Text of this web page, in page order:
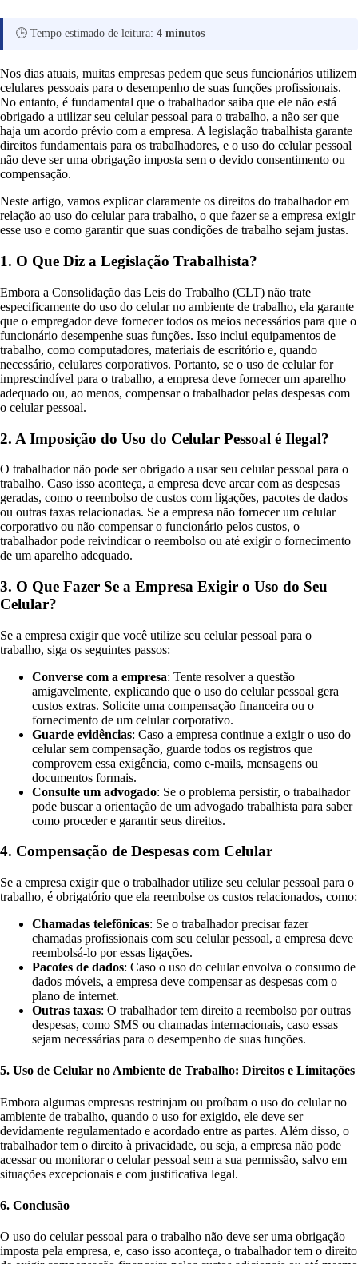
🕒 Tempo estimado de leitura: 4 minutos
Nos dias atuais, muitas empresas pedem que seus funcionários utilizem
celulares pessoais para o desempenho de suas funções profissionais.
No entanto, é fundamental que o trabalhador saiba que ele não está
obrigado a utilizar seu celular pessoal para o trabalho, a não ser que
haja um acordo prévio com a empresa. A legislação trabalhista garante
direitos fundamentais para os trabalhadores, e o uso do celular pessoal
não deve ser uma obrigação imposta sem o devido consentimento ou
compensação.
Neste artigo, vamos explicar claramente os direitos do trabalhador em
relação ao uso do celular para trabalho, o que fazer se a empresa exigir
esse uso e como garantir que suas condições de trabalho sejam justas.
1. O Que Diz a Legislação Trabalhista?
Embora a Consolidação das Leis do Trabalho (CLT) não trate
especificamente do uso do celular no ambiente de trabalho, ela garante
que o empregador deve fornecer todos os meios necessários para que o
funcionário desempenhe suas funções. Isso inclui equipamentos de
trabalho, como computadores, materiais de escritório e, quando
necessário, celulares corporativos. Portanto, se o uso de celular for
imprescindível para o trabalho, a empresa deve fornecer um aparelho
adequado ou, ao menos, compensar o trabalhador pelas despesas com
o celular pessoal.
2. A Imposição do Uso do Celular Pessoal é Ilegal?
O trabalhador não pode ser obrigado a usar seu celular pessoal para o
trabalho. Caso isso aconteça, a empresa deve arcar com as despesas
geradas, como o reembolso de custos com ligações, pacotes de dados
ou outras taxas relacionadas. Se a empresa não fornecer um celular
corporativo ou não compensar o funcionário pelos custos, o
trabalhador pode reivindicar o reembolso ou até exigir o fornecimento
de um aparelho adequado.
3. O Que Fazer Se a Empresa Exigir o Uso do Seu
Celular?
Se a empresa exigir que você utilize seu celular pessoal para o
trabalho, siga os seguintes passos:
Converse com a empresa: Tente resolver a questão
amigavelmente, explicando que o uso do celular pessoal gera
custos extras. Solicite uma compensação financeira ou o
fornecimento de um celular corporativo.
Guarde evidências: Caso a empresa continue a exigir o uso do
celular sem compensação, guarde todos os registros que
comprovem essa exigência, como e-mails, mensagens ou
documentos formais.
Consulte um advogado: Se o problema persistir, o trabalhador
pode buscar a orientação de um advogado trabalhista para saber
como proceder e garantir seus direitos.
4. Compensação de Despesas com Celular
Se a empresa exigir que o trabalhador utilize seu celular pessoal para o
trabalho, é obrigatório que ela reembolse os custos relacionados, como:
Chamadas telefônicas: Se o trabalhador precisar fazer
chamadas profissionais com seu celular pessoal, a empresa deve
reembolsá-lo por essas ligações.
Pacotes de dados: Caso o uso do celular envolva o consumo de
dados móveis, a empresa deve compensar as despesas com o
plano de internet.
Outras taxas: O trabalhador tem direito a reembolso por outras
despesas, como SMS ou chamadas internacionais, caso essas
sejam necessárias para o desempenho de suas funções.
5. Uso de Celular no Ambiente de Trabalho: Direitos e Limitações
Embora algumas empresas restrinjam ou proíbam o uso do celular no
ambiente de trabalho, quando o uso for exigido, ele deve ser
devidamente regulamentado e acordado entre as partes. Além disso, o
trabalhador tem o direito à privacidade, ou seja, a empresa não pode
acessar ou monitorar o celular pessoal sem a sua permissão, salvo em
situações excepcionais e com justificativa legal.
6. Conclusão
O uso do celular pessoal para o trabalho não deve ser uma obrigação
imposta pela empresa, e, caso isso aconteça, o trabalhador tem o direito